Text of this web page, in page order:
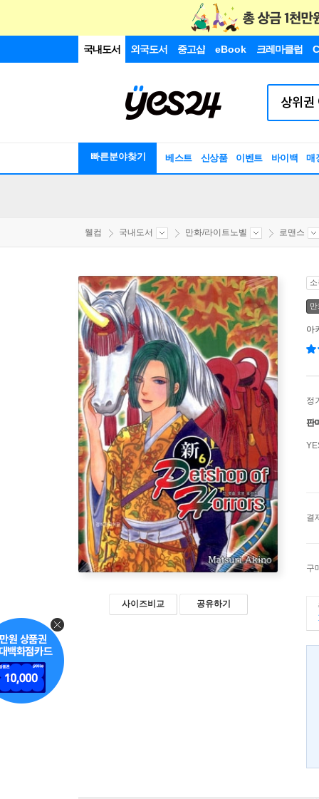
국내도서 외국도서 중고샵 eBook 크레마클럽
빠른분야찾기 베스트 신상품 이벤트 바이백 매
웰컴 국내도서 만화/라이트노벨 로맨스
사이즈비교 공유하기
아
정
판
결
구